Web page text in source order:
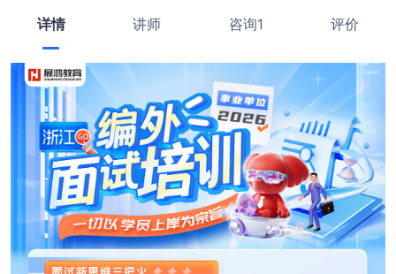
详情 讲师 咨询1 评价